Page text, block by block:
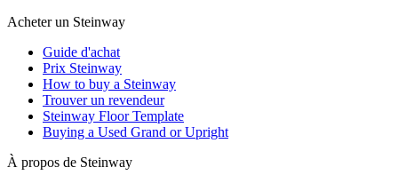
Acheter un Steinway
Guide d'achat
Prix Steinway
How to buy a Steinway
Trouver un revendeur
Steinway Floor Template
Buying a Used Grand or Upright
À propos de Steinway